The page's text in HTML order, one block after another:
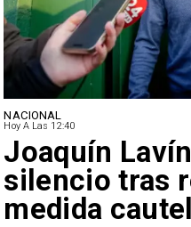
NACIONAL
Hoy A Las 12:40
Joaquín
silencio tras
medida